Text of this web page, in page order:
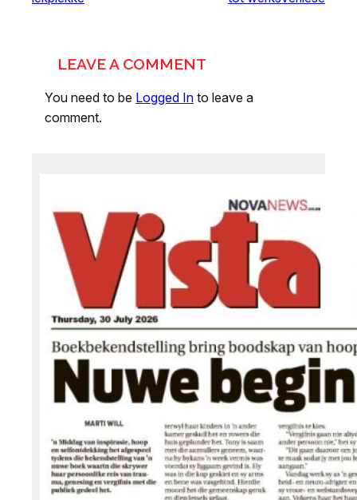
LEAVE A COMMENT
You need to be Logged In to leave a
comment.